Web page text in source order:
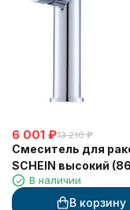
6 001 ₽13 210 ₽
Смеситель для
SCHEIN высокий
хромВ наличии
В корзину